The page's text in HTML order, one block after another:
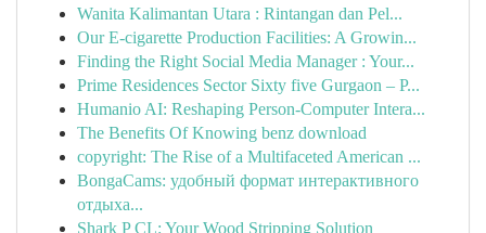
Wanita Kalimantan Utara : Rintangan dan Pel...
Our E-cigarette Production Facilities: A Growin...
Finding the Right Social Media Manager : Your...
Prime Residences Sector Sixty five Gurgaon – P...
Humanio AI: Reshaping Person-Computer Intera...
The Benefits Of Knowing benz download
copyright: The Rise of a Multifaceted American ...
BongaCams: удобный формат интерактивного
отдыха...
Shark P CL: Your Wood Stripping Solution